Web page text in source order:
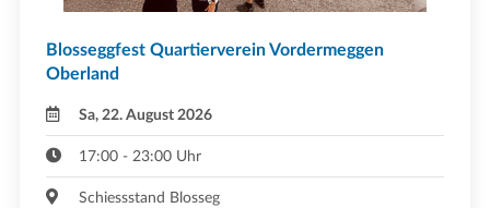
Blosseggfest Quartierverein Vordermeggen
Oberland
Sa, 22. August 2026
17:00 - 23:00 Uhr
Schiessstand Blosseg